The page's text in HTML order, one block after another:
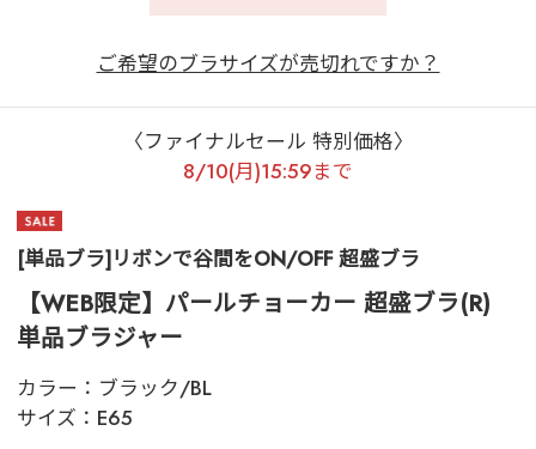
ご希望のブラサイズが売切れですか？
〈ファイナルセール 特別価格〉
8/10(月)15:59まで
[単品ブラ]リボンで谷間をON/OFF 超盛ブラ
【WEB限定】パールチョーカー 超盛ブラ(R)
単品ブラジャー
カラー： ブラック/BL
サイズ： E65